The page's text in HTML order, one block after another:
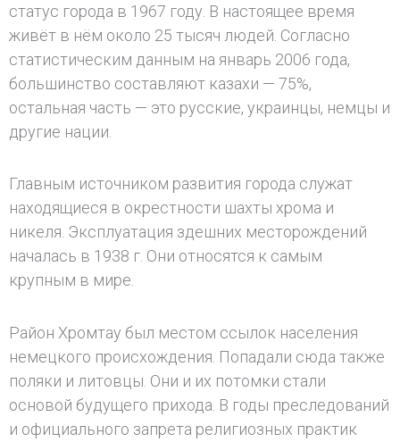
статус города в 1967 году. В настоящее время
живёт в нём около 25 тысяч людей. Согласно
статистическим данным на январь 2006 года,
большинство составляют казахи — 75%,
остальная часть — это русские, украинцы, немцы и
другие нации.
Главным источником развития города служат
находящиеся в окрестности шахты хрома и
никеля. Эксплуатация здешних месторождений
началась в 1938 г. Они относятся к самым
крупным в мире.
Район Хромтау был местом ссылок населения
немецкого происхождения. Попадали сюда также
поляки и литовцы. Они и их потомки стали
основой будущего прихода. В годы преследований
и официального запрета религиозных практик